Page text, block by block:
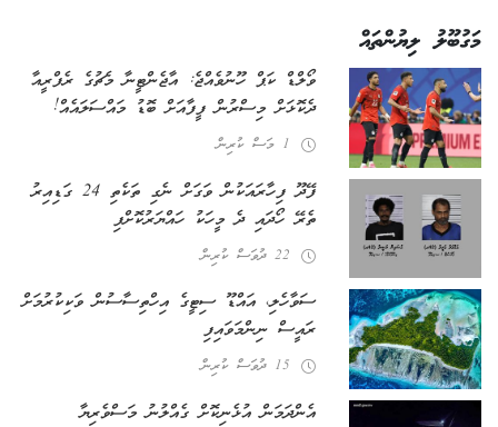
މަގުބޫލު ލިޔުންތައް
ވޯލްޑް ކަޕް ހޫނުވެއްޖެ: އާޖެންޓީނާ މެޗުގެ ރެފްރީއާ
ދެކޮޅަށް މިސްރުން ފީފާއަށް ބޮޑު މައްސަލައެއް!
1 މަސް ކުރިން
ފޭދޫ ފިހާރައަކުން ވަގަށް ނެގި ތަކެތި 24 ގަޑިއިރު
ތެރޭ ހޯދައި ދެ މީހަކު ހައްޔަރުކޮށްފި
22 ދުވަސް ކުރިން
ސަވާހެލި، އައްޑޫ ސިޓީގެ އިހްތިސާސުން ވަކިކުރުމަށް
ރައީސް ނިންމަވައިފި
15 ދުވަސް ކުރިން
އެންދަމަން އުޅެނިކޮށް ގެއްލުނު މަސްވެރިޔާ